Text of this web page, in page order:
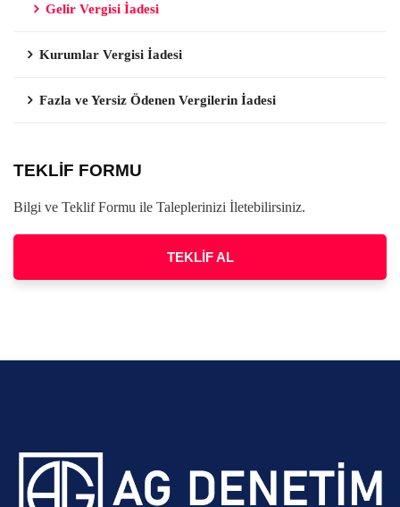
Gelir Vergisi İadesi
Kurumlar Vergisi İadesi
Fazla ve Yersiz Ödenen Vergilerin İadesi
TEKLİF FORMU
Bilgi ve Teklif Formu ile Taleplerinizi İletebilirsiniz.
TEKLİF AL